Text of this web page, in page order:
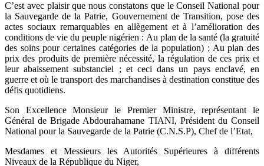
C’est avec plaisir que nous constatons que le Conseil National pour
la Sauvegarde de la Patrie, Gouvernement de Transition, pose des
actes sociaux remarquables en allègement et à l’amélioration des
conditions de vie du peuple nigérien : Au plan de la santé (la gratuité
des soins pour certaines catégories de la population) ; Au plan des
prix des produits de première nécessité, la régulation de ces prix et
leur abaissement substanciel ; et ceci dans un pays enclavé, en
guerre et où le transport des marchandises à destination constitue des
défis quotidiens.
Son Excellence Monsieur le Premier Ministre, représentant le
Général de Brigade Abdourahamane TIANI, Président du Conseil
National pour la Sauvegarde de la Patrie (C.N.S.P), Chef de l’Etat,
Mesdames et Messieurs les Autorités Supérieures à différents
Niveaux de la République du Niger,